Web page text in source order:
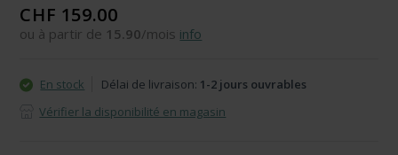
CHF 159.00
ou à partir de 15.90/mois info
En stock Délai de livraison: 1-2 jours ouvrables
Vérifier la disponibilité en magasin